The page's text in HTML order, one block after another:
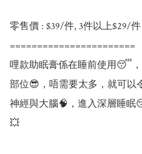
零售價 : $39/件, 3件以上$29/件
=======================
哩款助眠膏係在睡前使用😴
部位😎，唔需要太多，就可以
神經與大腦🧠，進入深層睡
💥